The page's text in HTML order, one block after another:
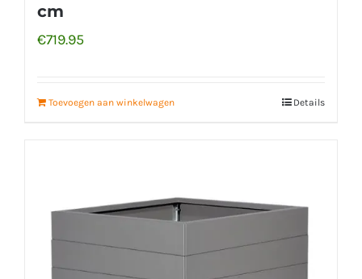
cm
€719.95
Toevoegen aan winkelwagen Details